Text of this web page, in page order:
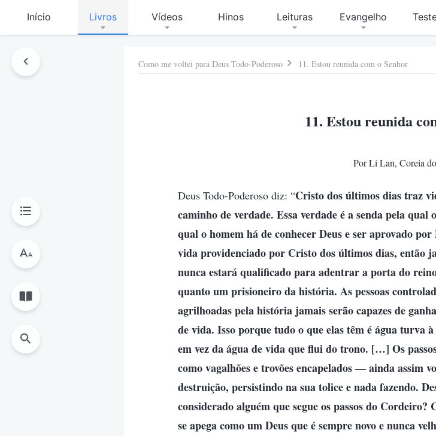
Início Livros Vídeos Hinos Leituras Evangelho
Como me voltei para Deus Todo-Poderoso 11. Estou reunida com o Senhor
11. Estou reunida
Por Li Lan, Coreia
Deus Todo-Poderoso diz: “Cristo dos últimos dias traz
caminho de verdade. Essa verdade é a senda pela
qual o homem há de conhecer Deus e ser aprovado
vida providenciado por Cristo dos últimos dias, então
nunca estará qualificado para adentrar a porta do
quanto um prisioneiro da história. As pessoas
agrilhoadas pela história jamais serão capazes de
de vida. Isso porque tudo o que elas têm é água turva
em vez da água de vida que flui do trono. […] Os
como vagalhões e trovões encapelados — ainda assim
destruição, persistindo na sua tolice e nada fazendo.
considerado alguém que segue os passos do
se apega como um Deus que é sempre novo e nunca